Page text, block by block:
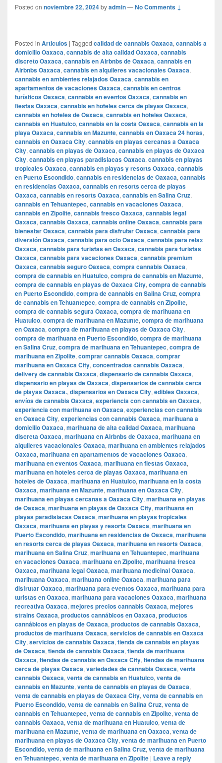
Posted on noviembre 22, 2024byadmin—No Comments ↓
Posted in Articulos | Tagged calidad de cannabis Oaxaca, cannabis a
domicilio Oaxaca, cannabis de alta calidad Oaxaca, cannabis
discreto Oaxaca, cannabis en Airbnbs de Oaxaca, cannabis en
Airbnbs Oaxaca, cannabis en alquileres vacacionales Oaxaca,
cannabis en ambientes relajados Oaxaca, cannabis en
apartamentos de vacaciones Oaxaca, cannabis en centros
turísticos Oaxaca, cannabis en eventos Oaxaca, cannabis en
fiestas Oaxaca, cannabis en hoteles cerca de playas Oaxaca,
cannabis en hoteles de Oaxaca, cannabis en hoteles Oaxaca,
cannabis en Huatulco, cannabis en la costa Oaxaca, cannabis en la
playa Oaxaca, cannabis en Mazunte, cannabis en Oaxaca 24 horas,
cannabis en Oaxaca City, cannabis en playas cercanas a Oaxaca
City, cannabis en playas de Oaxaca, cannabis en playas de Oaxaca
City, cannabis en playas paradisiacas Oaxaca, cannabis en playas
tropicales Oaxaca, cannabis en playas y resorts Oaxaca, cannabis
en Puerto Escondido, cannabis en residencias de Oaxaca, cannabis
en residencias Oaxaca, cannabis en resorts cerca de playas
Oaxaca, cannabis en resorts Oaxaca, cannabis en Salina Cruz,
cannabis en Tehuantepec, cannabis en vacaciones Oaxaca,
cannabis en Zipolite, cannabis fresco Oaxaca, cannabis legal
Oaxaca, cannabis Oaxaca, cannabis online Oaxaca, cannabis para
bienestar Oaxaca, cannabis para disfrutar Oaxaca, cannabis para
diversión Oaxaca, cannabis para ocio Oaxaca, cannabis para relax
Oaxaca, cannabis para turistas en Oaxaca, cannabis para turistas
Oaxaca, cannabis para vacaciones Oaxaca, cannabis premium
Oaxaca, cannabis seguro Oaxaca, compra cannabis Oaxaca,
compra de cannabis en Huatulco, compra de cannabis en Mazunte,
compra de cannabis en playas de Oaxaca City, compra de cannabis
en Puerto Escondido, compra de cannabis en Salina Cruz, compra
de cannabis en Tehuantepec, compra de cannabis en Zipolite,
compra de cannabis segura Oaxaca, compra de marihuana en
Huatulco, compra de marihuana en Mazunte, compra de marihuana
en Oaxaca, compra de marihuana en playas de Oaxaca City,
compra de marihuana en Puerto Escondido, compra de marihuana
en Salina Cruz, compra de marihuana en Tehuantepec, compra de
marihuana en Zipolite, comprar cannabis Oaxaca, comprar
marihuana en Oaxaca City, concentrados cannabis Oaxaca,
delivery de cannabis Oaxaca, dispensario de cannabis Oaxaca,
dispensario en playas de Oaxaca, dispensarios de cannabis cerca
de playas Oaxaca., dispensarios en Oaxaca City, edibles Oaxaca,
envíos de cannabis Oaxaca, experiencia con cannabis en Oaxaca,
experiencia con marihuana en Oaxaca, experiencias con cannabis
en Oaxaca City, experiencias con cannabis Oaxaca, marihuana a
domicilio Oaxaca, marihuana de alta calidad Oaxaca, marihuana
discreta Oaxaca, marihuana en Airbnbs de Oaxaca, marihuana en
alquileres vacacionales Oaxaca, marihuana en ambientes relajados
Oaxaca, marihuana en apartamentos de vacaciones Oaxaca,
marihuana en eventos Oaxaca, marihuana en fiestas Oaxaca,
marihuana en hoteles cerca de playas Oaxaca, marihuana en
hoteles de Oaxaca, marihuana en Huatulco, marihuana en la costa
Oaxaca, marihuana en Mazunte, marihuana en Oaxaca City,
marihuana en playas cercanas a Oaxaca City, marihuana en playas
de Oaxaca, marihuana en playas de Oaxaca City, marihuana en
playas paradisiacas Oaxaca, marihuana en playas tropicales
Oaxaca, marihuana en playas y resorts Oaxaca, marihuana en
Puerto Escondido, marihuana en residencias de Oaxaca, marihuana
en resorts cerca de playas Oaxaca, marihuana en resorts Oaxaca,
marihuana en Salina Cruz, marihuana en Tehuantepec, marihuana
en vacaciones Oaxaca, marihuana en Zipolite, marihuana fresca
Oaxaca, marihuana legal Oaxaca, marihuana medicinal Oaxaca,
marihuana Oaxaca, marihuana online Oaxaca, marihuana para
disfrutar Oaxaca, marihuana para eventos Oaxaca, marihuana para
turistas en Oaxaca, marihuana para vacaciones Oaxaca, marihuana
recreativa Oaxaca, mejores precios cannabis Oaxaca, mejores
strains Oaxaca, productos cannábicos en Oaxaca, productos
cannábicos en playas de Oaxaca, productos de cannabis Oaxaca,
productos de marihuana Oaxaca, servicios de cannabis en Oaxaca
City, servicios de cannabis Oaxaca, tienda de cannabis en playas
de Oaxaca, tienda de cannabis Oaxaca, tienda de marihuana
Oaxaca, tiendas de cannabis en Oaxaca City, tiendas de marihuana
cerca de playas Oaxaca, variedades de cannabis Oaxaca, venta
cannabis Oaxaca, venta de cannabis en Huatulco, venta de
cannabis en Mazunte, venta de cannabis en playas de Oaxaca,
venta de cannabis en playas de Oaxaca City, venta de cannabis en
Puerto Escondido, venta de cannabis en Salina Cruz, venta de
cannabis en Tehuantepec, venta de cannabis en Zipolite, venta de
cannabis Oaxaca, venta de marihuana en Huatulco, venta de
marihuana en Mazunte, venta de marihuana en Oaxaca, venta de
marihuana en playas de Oaxaca City, venta de marihuana en Puerto
Escondido, venta de marihuana en Salina Cruz, venta de marihuana
en Tehuantepec, venta de marihuana en Zipolite | Leave a reply